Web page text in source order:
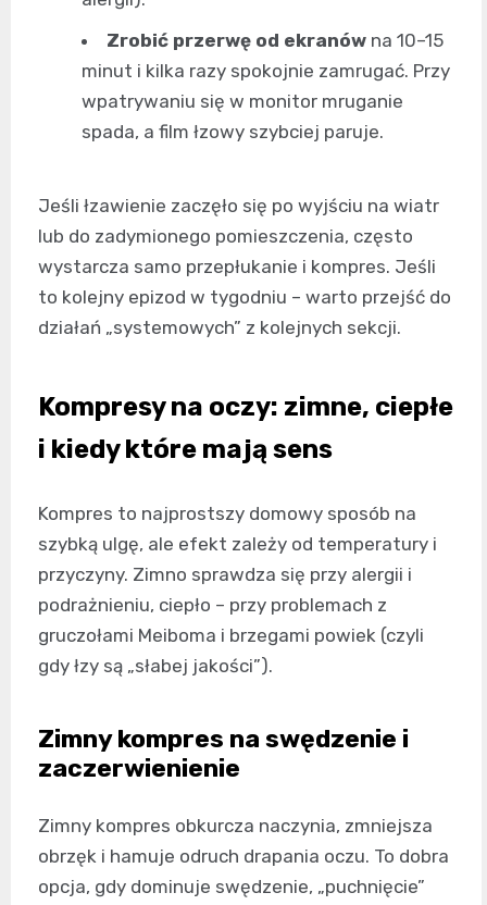
Zrobić przerwę od ekranów na 10–15
minut i kilka razy spokojnie zamrugać. Przy
wpatrywaniu się w monitor mruganie
spada, a film łzowy szybciej paruje.
Jeśli łzawienie zaczęło się po wyjściu na wiatr
lub do zadymionego pomieszczenia, często
wystarcza samo przepłukanie i kompres. Jeśli
to kolejny epizod w tygodniu – warto przejść do
działań „systemowych” z kolejnych sekcji.
Kompresy na oczy: zimne, ciepłe
i kiedy które mają sens
Kompres to najprostszy domowy sposób na
szybką ulgę, ale efekt zależy od temperatury i
przyczyny. Zimno sprawdza się przy alergii i
podrażnieniu, ciepło – przy problemach z
gruczołami Meiboma i brzegami powiek (czyli
gdy łzy są „słabej jakości”).
Zimny kompres na swędzenie i
zaczerwienienie
Zimny kompres obkurcza naczynia, zmniejsza
obrzęk i hamuje odruch drapania oczu. To dobra
opcja, gdy dominuje swędzenie, „puchnięcie”